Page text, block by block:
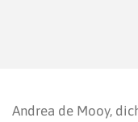
Andrea de Mooy,